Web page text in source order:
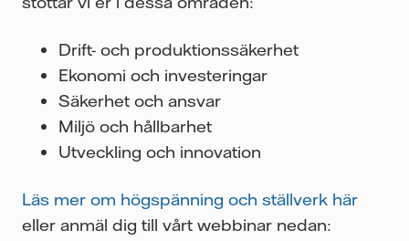
Drift- och produktionssäkerhet
Ekonomi och investeringar
Säkerhet och ansvar
Miljö och hållbarhet
Utveckling och innovation
Läs mer om högspänning och ställverk här
eller anmäl dig till vårt webbinar nedan: